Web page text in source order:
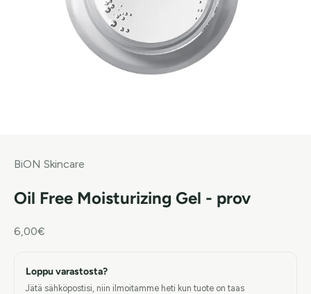
BiON Skincare
Oil Free Moisturizing Gel - prov
REA-pris
6,00€
Loppu varastosta?
Jätä sähköpostisi, niin ilmoitamme heti kun tuote on taas